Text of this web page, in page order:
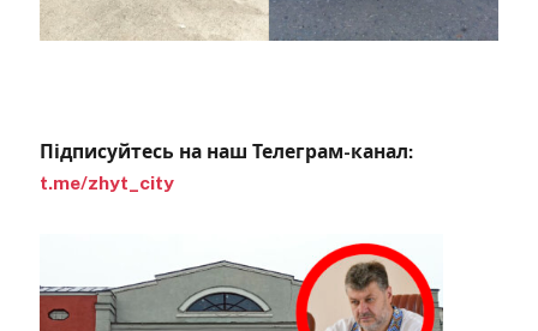
Підписуйтесь на наш Телеграм-канал:
t.me/zhyt_city